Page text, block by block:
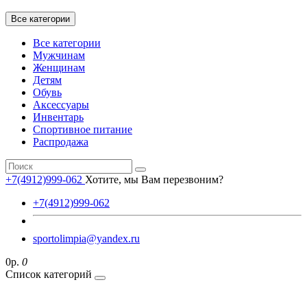
Все категории
Все категории
Мужчинам
Женщинам
Детям
Обувь
Аксессуары
Инвентарь
Спортивное питание
Распродажа
+7(4912)999-062 Хотите, мы Вам перезвоним?
+7(4912)999-062
sportolimpia@yandex.ru
0р. 0
Список категорий